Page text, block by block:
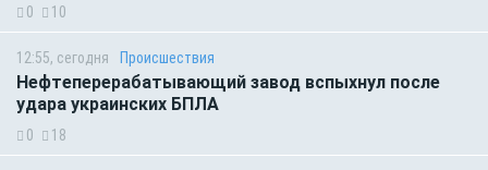
0 10
12:55, сегодня Происшествия
Нефтеперерабатывающий завод вспыхнул после
удара украинских БПЛА
0 18